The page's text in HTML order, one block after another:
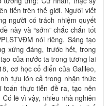
tiến trên thế giới. Người viết
người có trách nhiệm quyết
này và “sớm” chắc chắn tốt
nói riêng, Sáng tạo
xứng đáng, trước hết, trong
của nước ta trong tương lai
cơ học cổ điển của Galileo,
tựu lớn cả trong nhận thức
toán thực tiễn đề ra, tạo nên
lẽ vì vậy, nhiều nhà nghiên